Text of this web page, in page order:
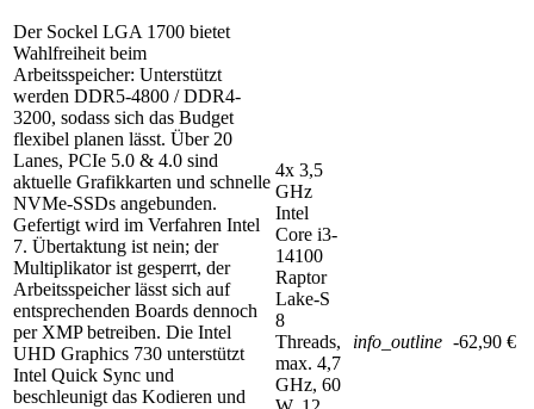
Der Sockel LGA 1700 bietet
Wahlfreiheit beim
Arbeitsspeicher: Unterstützt
werden DDR5-4800 / DDR4-
3200, sodass sich das Budget
flexibel planen lässt. Über 20
Lanes, PCIe 5.0 & 4.0 sind
aktuelle Grafikkarten und schnelle
NVMe-SSDs angebunden.
Gefertigt wird im Verfahren Intel
7. Übertaktung ist nein; der
Multiplikator ist gesperrt, der
Arbeitsspeicher lässt sich auf
entsprechenden Boards dennoch
per XMP betreiben. Die Intel
UHD Graphics 730 unterstützt
Intel Quick Sync und
beschleunigt das Kodieren und
4x 3,5
GHz
Intel
Core i3-
14100
Raptor
Lake-S
8
Threads,
max. 4,7
GHz, 60
info_outline -62,90 €